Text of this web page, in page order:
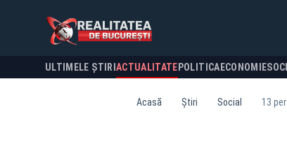
ULTIMELE ȘTIRI ACTUALITATE POLITICA ECONOMIE
Acasă Știri Social 13